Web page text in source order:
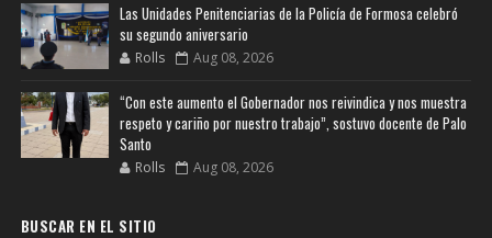
Las Unidades Penitenciarias de la Policía de Formosa celebró
su segundo aniversario
Rolls Aug 08, 2026
“Con este aumento el Gobernador nos reivindica y nos muestra
respeto y cariño por nuestro trabajo”, sostuvo docente de Palo
Santo
Rolls Aug 08, 2026
BUSCAR EN EL SITIO